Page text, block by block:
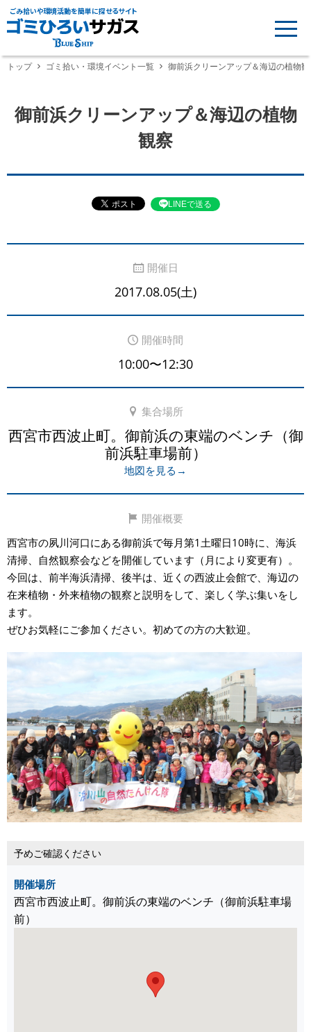
ごみ拾いや環境活動を簡単に探せるサイト
トップ ゴミ拾い・環境イベント一覧 御前浜クリーンアップ＆海辺の植物
御前浜クリーンアップ＆海辺の植物
観察
LINEで送る
開催日
2017.08.05(土)
開催時間
10:00〜12:30
集合場所
西宮市西波止町。御前浜の東端のベンチ（御
前浜駐車場前）
地図を見る→
開催概要
西宮市の夙川河口にある御前浜で毎月第1土曜日10時に、海浜
清掃、自然観察会などを開催しています（月により変更有）。
今回は、前半海浜清掃、後半は、近くの西波止会館で、海辺の
在来植物・外来植物の観察と説明をして、楽しく学ぶ集いをし
ます。
ぜひお気軽にご参加ください。初めての方の大歓迎。
予めご確認ください
開催場所
西宮市西波止町。御前浜の東端のベンチ（御前浜駐車場
前）